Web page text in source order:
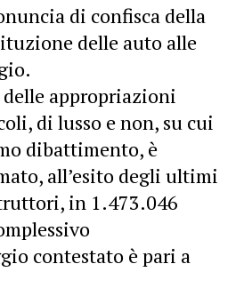
di confisca della
delle auto alle
appropriazioni
di lusso e non, su cui
dibattimento, è
all’esito degli ultimi
in 1.473.046
contestato è pari a